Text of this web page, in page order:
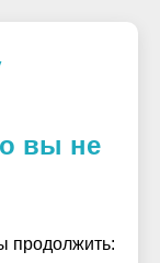
вы не
продолжить: